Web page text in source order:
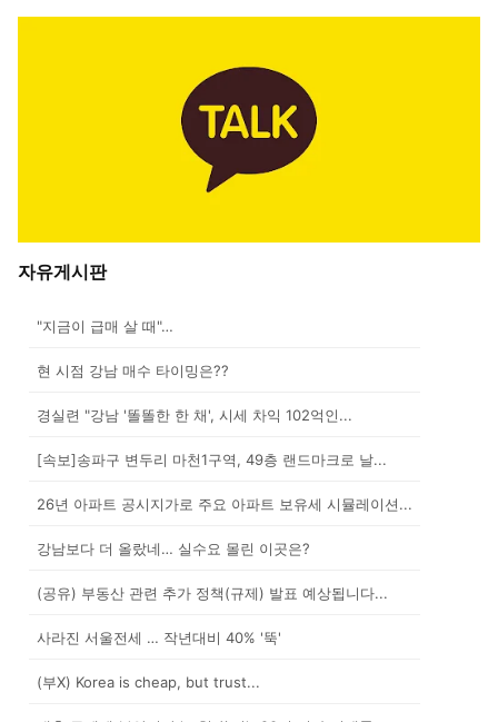
자유게시판
"지금이 급매 살 때"…
현 시점 강남 매수 타이밍은??
경실련 "강남 '똘똘한 한 채', 시세 차익 102억인...
[속보]송파구 변두리 마천1구역, 49층 랜드마크로 날...
26년 아파트 공시지가로 주요 아파트 보유세 시뮬레이션...
강남보다 더 올랐네… 실수요 몰린 이곳은?
(공유) 부동산 관련 추가 정책(규제) 발표 예상됩니다...
사라진 서울전세 … 작년대비 40% '뚝'
(부X) Korea is cheap, but trust...